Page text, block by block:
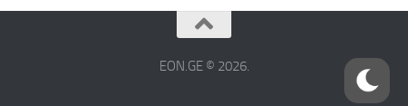
EON.GE © 2026.